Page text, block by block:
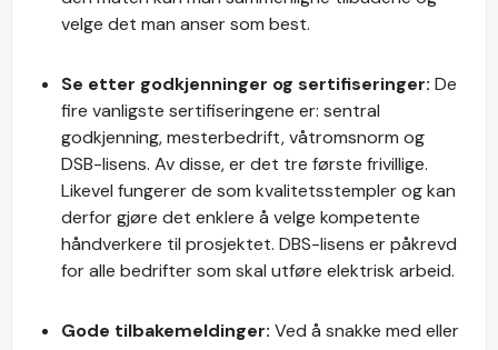
velge det man anser som best.
Se etter godkjenninger og sertifiseringer: De
fire vanligste sertifiseringene er: sentral
godkjenning, mesterbedrift, våtromsnorm og
DSB-lisens. Av disse, er det tre første frivillige.
Likevel fungerer de som kvalitetsstempler og kan
derfor gjøre det enklere å velge kompetente
håndverkere til prosjektet. DBS-lisens er påkrevd
for alle bedrifter som skal utføre elektrisk arbeid.
Gode tilbakemeldinger: Ved å snakke med eller